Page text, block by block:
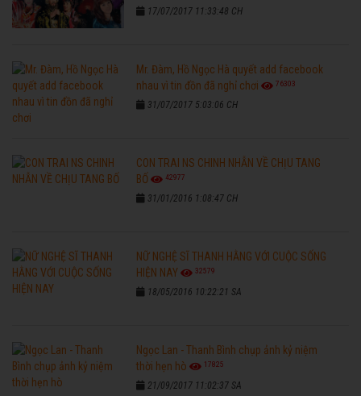
17/07/2017 11:33:48 CH
Mr. Đàm, Hồ Ngọc Hà quyết add facebook
nhau vì tin đồn đã nghỉ chơi
76303
31/07/2017 5:03:06 CH
CON TRAI NS CHINH NHẪN VỀ CHỊU TANG
BỐ
42977
31/01/2016 1:08:47 CH
NỮ NGHỆ SĨ THANH HẰNG VỚI CUỘC SỐNG
HIỆN NAY
32579
18/05/2016 10:22:21 SA
Ngọc Lan - Thanh Bình chụp ảnh kỷ niệm
thời hẹn hò
17825
21/09/2017 11:02:37 SA